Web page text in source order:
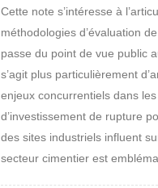
Cette note s’intéresse à
méthodologies d’évaluation
passe du point de vue public
s’agit plus particulièrement
enjeux concurrentiels dans
d’investissement de rupture
des sites industriels influent
secteur cimentier est